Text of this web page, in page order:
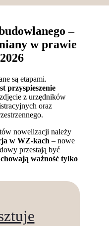
–
w prawie
są etapami.
przyspieszenie
z urzędników
oraz
nowelizacji należy
w WZ-kach – nowe
przestają być
ważność tylko